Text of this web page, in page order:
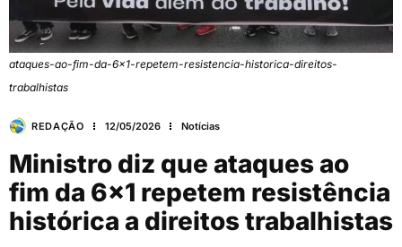
ataques-ao-fim-da-6x1-repetem-resistencia-historica-direitos-
trabalhistas
REDAÇÃO 12/05/2026 Notícias
Ministro diz que ataques ao
fim da 6×1 repetem resistência
histórica a direitos trabalhistas